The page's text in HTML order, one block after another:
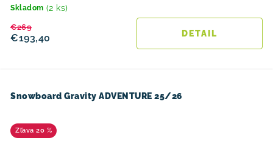
Skladom (2 ks)
€193,40
€269
DETAIL
Snowboard Gravity ADVENTURE 25/26
20 %